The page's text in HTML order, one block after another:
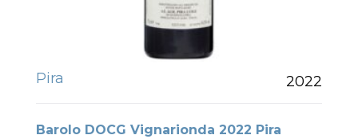
Pira 2022
Barolo DOCG Vignarionda 2022 Pira